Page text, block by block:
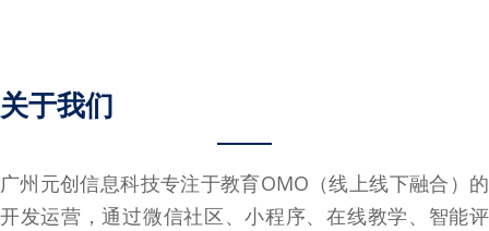
关于我们
广州元创信息科技专注于教育OMO（线上线下融合）的
开发运营，通过微信社区、小程序、在线教学、智能评